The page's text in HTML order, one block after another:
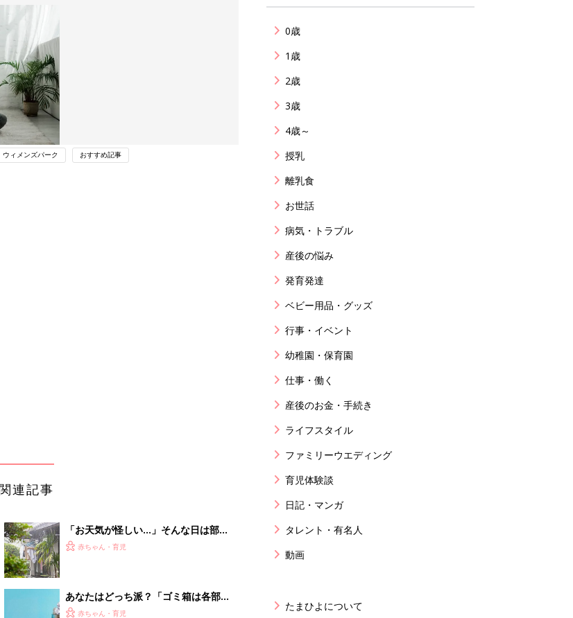
ウィメンズパーク おすすめ記事
の部屋干しにもおすすめ4選
「どうしよう…どうしよう…」と1人
で部屋の中をウロウロ
0歳
1歳
2歳
3歳
4歳～
授乳
離乳食
お世話
病気・トラブル
産後の悩み
発育発達
ベビー用品・グッズ
行事・イベント
幼稚園・保育園
仕事・働く
産後のお金・手続き
ライフスタイル
ファミリーウエディング
育児体験談
日記・マンガ
タレント・有名人
動画
たまひよについて